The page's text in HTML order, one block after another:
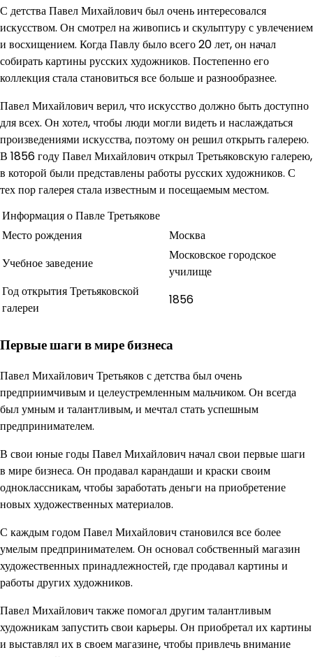
С детства Павел Михайлович был очень интересовался
искусством. Он смотрел на живопись и скульптуру с увлечением
и восхищением. Когда Павлу было всего 20 лет, он начал
собирать картины русских художников. Постепенно его
коллекция стала становиться все больше и разнообразнее.
Павел Михайлович верил, что искусство должно быть доступно
для всех. Он хотел, чтобы люди могли видеть и наслаждаться
произведениями искусства, поэтому он решил открыть галерею.
В 1856 году Павел Михайлович открыл Третьяковскую галерею,
в которой были представлены работы русских художников. С
тех пор галерея стала известным и посещаемым местом.
Информация о Павле Третьякове
Место рождения
Москва
Учебное заведение
Московское городское
училище
Год открытия Третьяковской
галереи
1856
Первые шаги в мире бизнеса
Павел Михайлович Третьяков с детства был очень
предприимчивым и целеустремленным мальчиком. Он всегда
был умным и талантливым, и мечтал стать успешным
предпринимателем.
В свои юные годы Павел Михайлович начал свои первые шаги
в мире бизнеса. Он продавал карандаши и краски своим
одноклассникам, чтобы заработать деньги на приобретение
новых художественных материалов.
С каждым годом Павел Михайлович становился все более
умелым предпринимателем. Он основал собственный магазин
художественных принадлежностей, где продавал картины и
работы других художников.
Павел Михайлович также помогал другим талантливым
художникам запустить свои карьеры. Он приобретал их картины
и выставлял их в своем магазине, чтобы привлечь внимание